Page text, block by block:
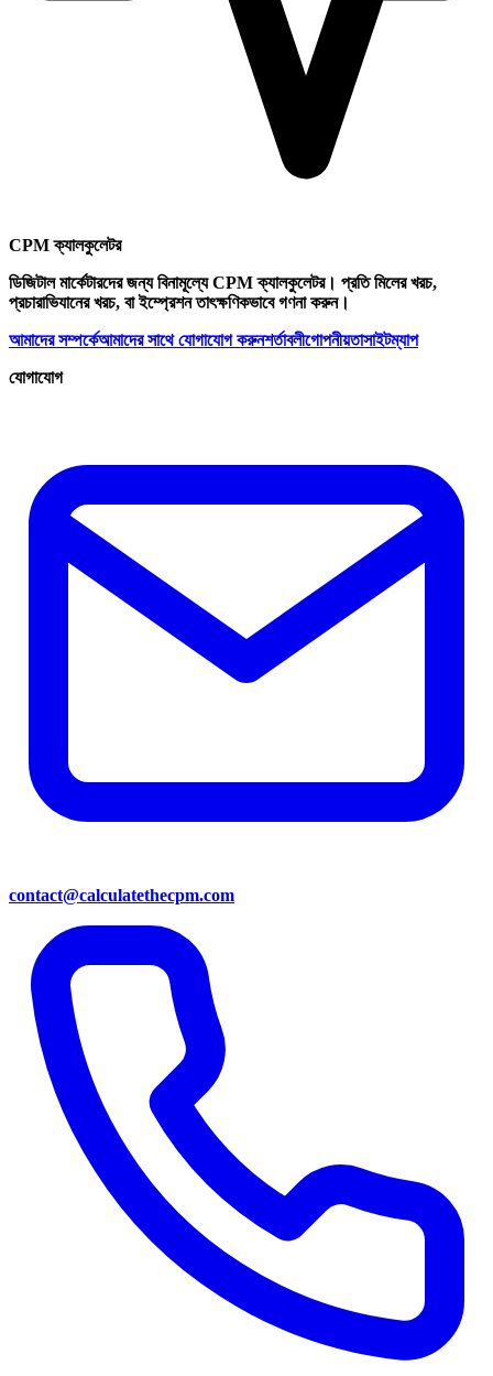
CPM ক্যালকুলেটর
ডিজিটাল মার্কেটারদের জন্য বিনামূল্যে CPM ক্যালকুলেটর। প্রতি মিলের খরচ,
প্রচারাভিযানের খরচ, বা ইম্প্রেশন তাৎক্ষণিকভাবে গণনা করুন।
আমাদের সম্পর্কেআমাদের সাথে যোগাযোগ করুনশর্তাবলীগোপনীয়তাসাইটম্যাপ
যোগাযোগ
contact@calculatethecpm.com